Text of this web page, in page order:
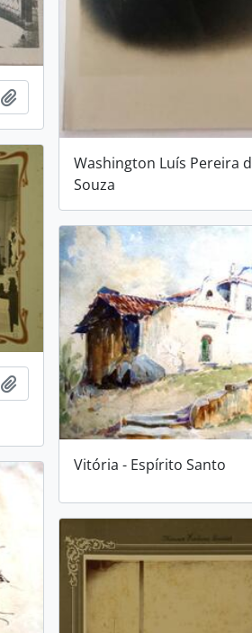
Washington Luís Pereira
Souza
Adicionar a área de transferência
Vitória - Espírito Santo